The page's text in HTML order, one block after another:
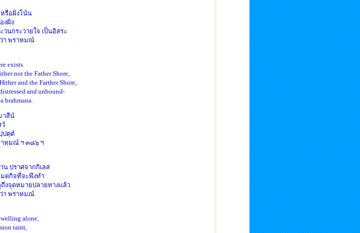
รือฝั่งโน้น
งฝั่ง
นกระวายใจ เป็นอิสระ
ว่า พราหมณ์
exists
nor the Father Shore,
and the Farther Shore,
and unbound-
brahmana.
าสีนํ
ปตฺตํ
หฺมณํ ฯ ๓๘๖ ฯ
น ปราศจากกิเลส
ดกิจที่จะพึงทำ
งจุดหมายปลายทางแล้ว
ว่า พราหมณ์
alone,
taint,